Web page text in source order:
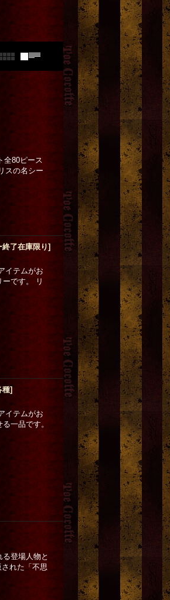
全80ピース
スの名シー
了在庫限り]
イテムがお
です。 リ
種]
イテムがお
一品です。
登場人物と
れた「不思